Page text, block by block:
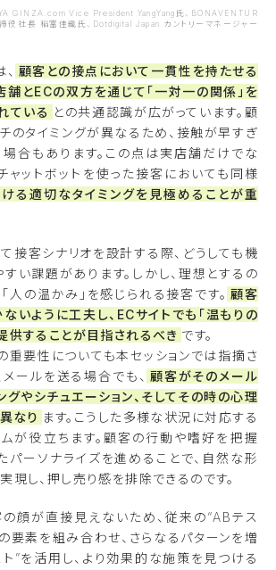
GINZA.com Vice President YangYang氏、BONAVENTUR
役社長 稲富佳織氏、Dotdigital Japan カントリーマネージャー
顧客との接点において一貫性を持たせる
舗とECの双方を通じて「一対一の関係」を
ている との共通認識が広がっています。顧
のタイミングが異なるため、接触が早すぎ
合もあります。この点は実店舗だけでな
ャットボットを使った接客においても同様
る適切なタイミングを見極めることが重
接客シナリオを設計する際、どうしても機
い課題があります。しかし、理想とするの
人の温かみ」を感じられる接客です。 顧客
いように工夫し、ECサイトでも「温もりの
供することが目指されるべき です。
重要性についても本セッションでは指摘さ
メールを送る場合でも、 顧客がそのメール
グやシチュエーション、そしてその時の心理
なり ます。こうした多様な状況に対応する
ムが役立ちます。顧客の行動や嗜好を把握
パーソナライズを進めることで、自然な形
現し、押し売り感を排除できるのです。
の顔が直接見えないため、従来の“ABテス
要素を組み合わせ、さらなるパターンを増
”を活用し、より効果的な施策を見つける